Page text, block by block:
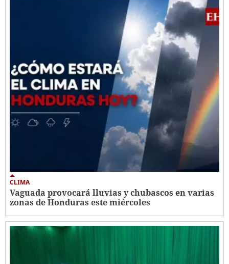
CLIMA
Vaguada provocará lluvias y chubascos en varias
zonas de Honduras este miércoles